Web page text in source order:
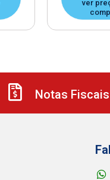
ver
Notas Fiscais